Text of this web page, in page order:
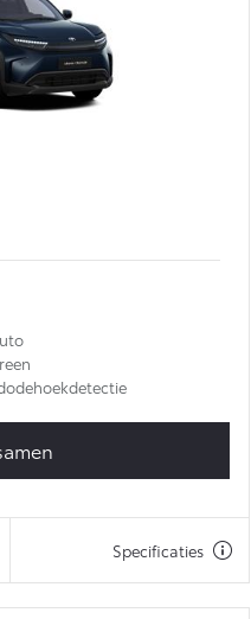
Specificaties